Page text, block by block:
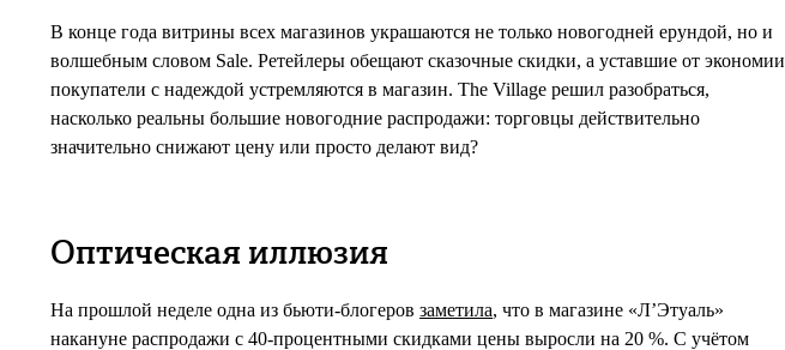
В конце года витрины всех магазинов украшаются не только новогодней ерундой, но и
волшебным словом Sale. Ретейлеры обещают сказочные скидки, а уставшие от экономии
покупатели с надеждой устремляются в магазин. The Village решил разобраться,
насколько реальны большие новогодние распродажи: торговцы действительно
значительно снижают цену или просто делают вид?
Оптическая иллюзия
На прошлой неделе одна из бьюти-блогеров заметила, что в магазине «Л’Этуаль»
накануне распродажи с 40-процентными скидками цены выросли на 20 %. С учётом